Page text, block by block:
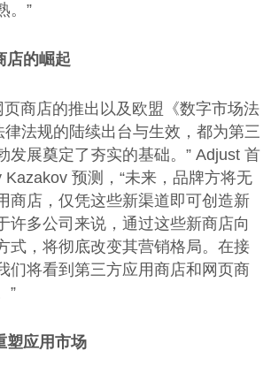
。”
店的崛起
页商店的推出以及欧盟《数字市场法
法规的陆续出台与生效，都为第三
发展奠定了夯实的基础。” Adjust 首
Kazakov 预测，“未来，品牌方将无
商店，仅凭这些新渠道即可创造新
许多公司来说，通过这些新商店向
式，将彻底改变其营销格局。在接
们将看到第三方应用商店和网页商
”
塑应用市场